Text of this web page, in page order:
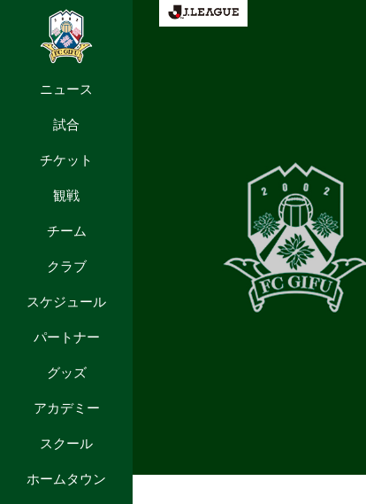
ニュース
試合
チケット
観戦
チーム
クラブ
スケジュール
パートナー
グッズ
アカデミー
スクール
ホームタウン